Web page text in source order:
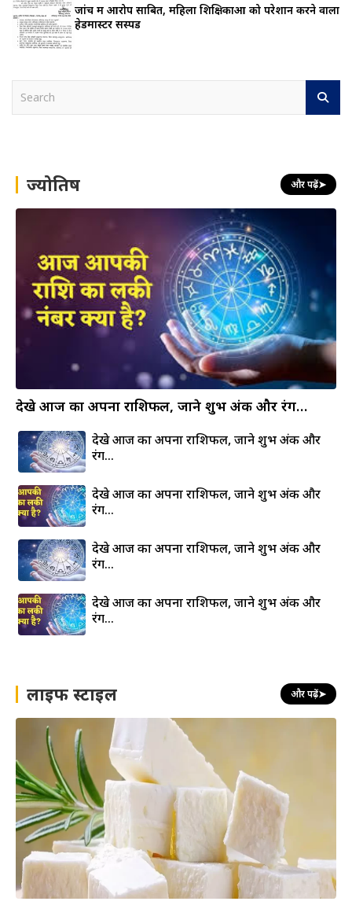
जांच में आरोप साबित, महिला शिक्षिकाओं को परेशान करने वाला
हेडमास्टर सस्पेंड
h ज्योतिष और पढ़ें➤
देखे आज का अपना राशिफल, जाने शुभ अंक और रंग…
देखे आज का अपना राशिफल, जाने शुभ अंक और
रंग…
देखे आज का अपना राशिफल, जाने शुभ अंक और
रंग…
देखे आज का अपना राशिफल, जाने शुभ अंक और
रंग…
देखे आज का अपना राशिफल, जाने शुभ अंक और
रंग…
लाइफ स्टाइल और पढ़ें➤